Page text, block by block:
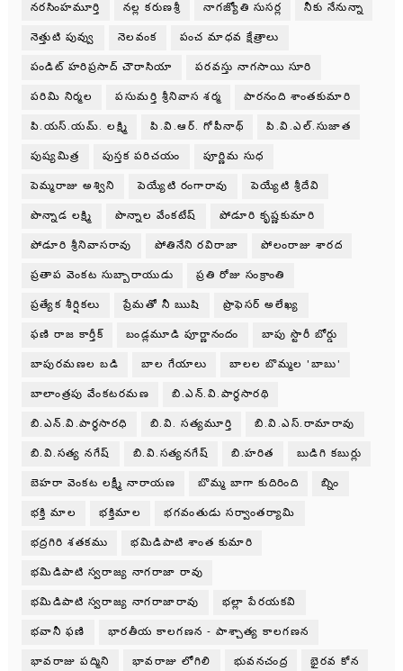
నరసింహమూర్తి నల్ల కరుణశ్రీ నాగజ్యోతి సుసర్ల నీకు నేనున్నా
నెత్తుటి పువ్వు నెలవంక పంచ మాధవ క్షేత్రాలు
పండిట్ హరిప్రసాద్ చౌరాసియా పరవస్తు నాగసాయి సూరి
పరిమి నిర్మల పసుమర్తి శ్రీనివాస శర్మ పారనంది శాంతకుమారి
పి.యస్.యమ్. లక్ష్మి పి.వి.ఆర్. గోపీనాథ్ పి.వి.ఎల్.సుజాత
పుష్యమిత్ర పుస్తక పరిచయం పూర్ణిమ సుధ
పెమ్మరాజు అశ్విని పెయ్యేటి రంగారావు పెయ్యేటి శ్రీదేవి
పొన్నాడ లక్ష్మి పొన్నాల వేంకటేష్ పోడూరి కృష్ణకుమారి
పోడూరి శ్రీనివాసరావు పోతినేని రవిరాజా పోలంరాజు శారద
ప్రతాప వెంకట సుబ్బారాయుడు ప్రతి రోజు సంక్రాంతి
ప్రత్యేక శీర్షికలు ప్రేమతో నీ ఋషి ప్రొఫెసర్ అలేఖ్య
ఫణి రాజ కార్తీక్ బండ్లమూడి పూర్ణానందం బాపు స్టొరీ బోర్డు
బాపురమణల బడి బాల గేయాలు బాలల బొమ్మల 'బాబు'
బాలాంత్రపు వేంకటరమణ బి.ఎన్.వి.పార్థసారథి
బి.ఎన్.వి.పార్ధసారధి బి.వి. సత్యమూర్తి బి.వి.ఎస్.రామారావు
బి.వి.సత్య నగేష్ బి.వి.సత్యనగేష్ బి.హరిత బుడిగి కబుర్లు
బెహరా వెంకట లక్ష్మీ నారాయణ బొమ్మ బాగా కుదిరింది బ్నిం
భక్తి మాల భక్తిమాల భగవంతుడు సర్వాంతర్యామి
భద్రగిరి శతకము భమిడిపాటి శాంత కుమారి
భమిడిపాటి స్వరాజ్య నాగరాజా రావు
భమిడిపాటి స్వరాజ్య నాగరాజారావు భల్లా పేరయకవి
భవానీ ఫణి భారతీయ కాలగణన - పాశ్చాత్య కాలగణన
భావరాజు పద్మిని భావరాజు లోగిలి భువనచంద్ర భైరవ కోన